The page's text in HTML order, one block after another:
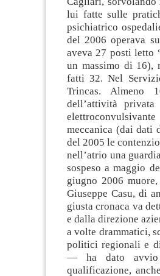
lui fatte sulle
psichiatrico
del 2006 operava
aveva 27 posti letto
un massimo di 16),
fatti 32. Nel
Trincas. Almeno
dell’attività
meccanica (dai dati
del 2005 le
nell’atrio una
sospeso a maggio
giugno 2006
Giuseppe Casu, di
giusta cronaca va
e dalla direzione
a volte drammatici,
politici regionali e
— ha dato avvio
qualificazione,